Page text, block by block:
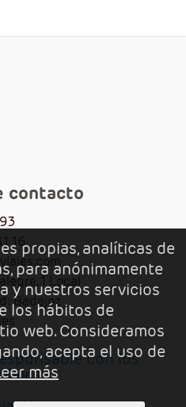
contacto
16
1 Local
Badajoz
propias, analíticas de
para anónimamente
y nuestros servicios
los hábitos de
web. Consideramos
acepta el uso de
más